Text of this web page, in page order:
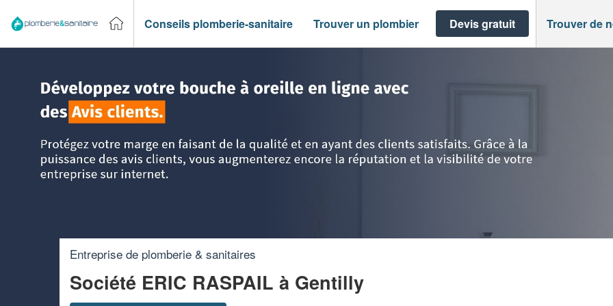
Conseils plomberie-sanitaire Trouver un plombier Devis gratuit Trouver de
Entreprise de plomberie & sanitaires
Société ERIC RASPAIL à Gentilly